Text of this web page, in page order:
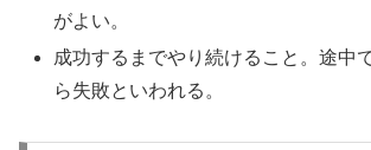
がよい。
成功するまでやり続けること。途中
ら失敗といわれる。